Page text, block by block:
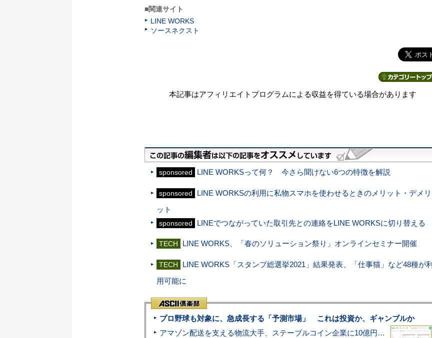
■関連サイト
LINE WORKS
ソースネクスト
本記事はアフィリエイトプログラムによる収益を得ている場合があります
sponsored LINE WORKSって何？ 今さら聞けない6つの特徴を解説
sponsored
LINE WORKSの利用に私物スマホを使わせるときのメリット・デメリ
ット
sponsored LINEでつながっていた取引先との連絡をLINE WORKSに切り替える
TECH LINE WORKS、「春のソリューション祭り」オンラインセミナー開催
TECH
LINE WORKS「スタンプ総選挙2021」結果発表、「仕事猫」など48種が利
用可能に
プロ野球も対象に、急成長する「予測市場」 これは投資か、ギャンブルか
アマゾン配送を支える物流大手、ステーブルコイン企業に10億円投資のワケ